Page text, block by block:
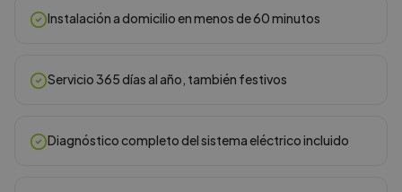
Instalación a domicilio en menos de 60 minutos
Servicio 365 días al año, también festivos
Diagnóstico completo del sistema eléctrico incluido